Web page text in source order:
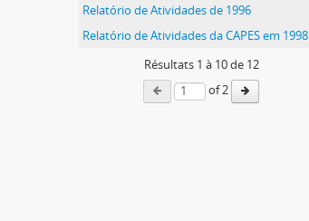
Relatório de Atividades de 1996
Relatório de Atividades da CAPES em 1998
Résultats 1 à 10de 12
of 2